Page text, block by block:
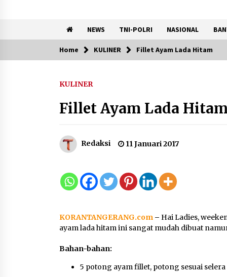
NEWS TNI-POLRI NASIONAL
Trending Now
Pendampingan Pembuatan
UMKM di Desa Cempaka
Dikunjungi PWI, Wawan Fauzi:
Peran Media Bisa Berdampak
Puan Soroti Minimnya Faktor
Keamanan Transportasi Laut
Home KULINER Fillet Ayam Lada Hitam
KULINER
Fillet Ayam Lada Hitam
Redaksi 11 Januari 2017
KORANTANGERANG.com – Hai Ladies,
ayam lada hitam ini sangat mudah dibuat
Bahan-bahan:
5 potong ayam fillet, potong sesuai selera